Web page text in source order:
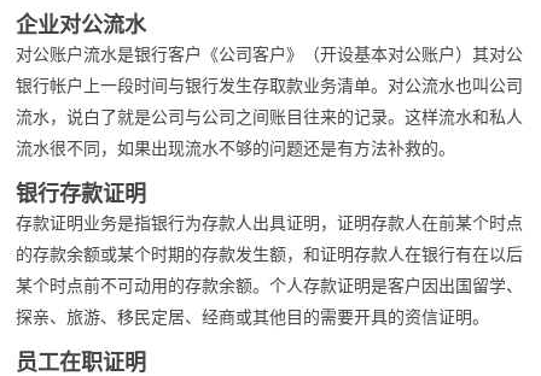
企业对公流水
对公账户流水是银行客户《公司客户》（开设基本对公账户）其对公
银行帐户上一段时间与银行发生存取款业务清单。对公流水也叫公司
流水，说白了就是公司与公司之间账目往来的记录。这样流水和私人
流水很不同，如果出现流水不够的问题还是有方法补救的。
银行存款证明
存款证明业务是指银行为存款人出具证明，证明存款人在前某个时点
的存款余额或某个时期的存款发生额，和证明存款人在银行有在以后
某个时点前不可动用的存款余额。个人存款证明是客户因出国留学、
探亲、旅游、移民定居、经商或其他目的需要开具的资信证明。
员工在职证明